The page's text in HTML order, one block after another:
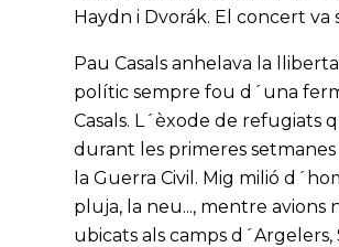
Haydn i Dvorák. El concert
Pau Casals anhelava la
polític sempre fou d´una
Casals. L´èxode de refugiats
durant les primeres
la Guerra Civil. Mig milió
pluja, la neu..., mentre avions
ubicats als camps d´Argelers,